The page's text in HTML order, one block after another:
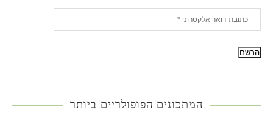
המתכונים הפופולריים ביותר